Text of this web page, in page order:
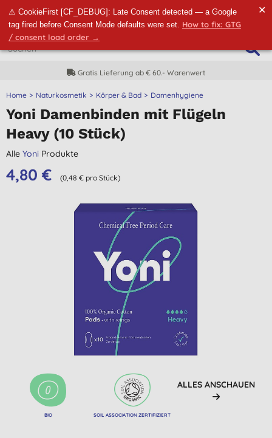
⚠ CookieFirst [CF_DEBUG]: Late Consent detected — a Google
tag fired before Consent Mode defaults were set. How to fix: GTG
/ consent load order →
✕
Gratis Lieferung ab € 60.- Warenwert
Home Naturkosmetik Körper & Bad Damenhygiene
Yoni Damenbinden mit Flügeln
Heavy (10 Stück)
Alle Yoni Produkte
4,80 € (0,48 € pro Stück)
BIO SOIL ASSOCIATION ZERTIFIZIERT
ALLES ANSCHAUEN